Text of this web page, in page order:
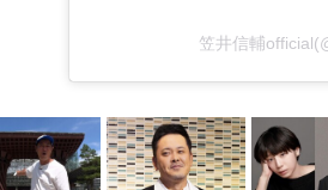
笠井信輔